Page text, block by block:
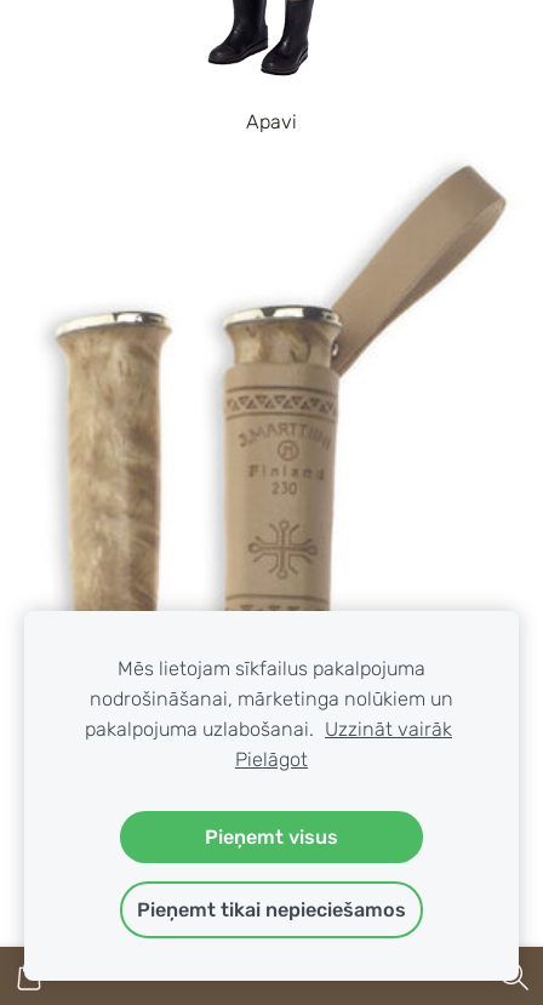
Apavi
Mēs lietojam sīkfailus pakalpojuma
nodrošināšanai, mārketinga nolūkiem un
pakalpojuma uzlabošanai. Uzzināt vairāk
Pielāgot
Pieņemt visus
Pieņemt tikai nepieciešamos